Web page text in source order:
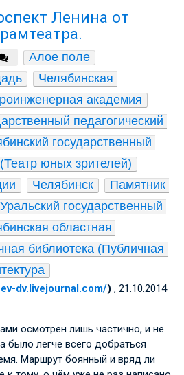
Ленина от
Алое поле
Челябинская
академия
педагогический
государственный
юных зрителей)
Челябинск
Памятник
государственный
областная
библиотека (Публичная
dv.livejournal.com/) , 21.10.2014
осмотрен лишь частично, и не
было легче всего добраться
Маршрут боянный и вряд ли